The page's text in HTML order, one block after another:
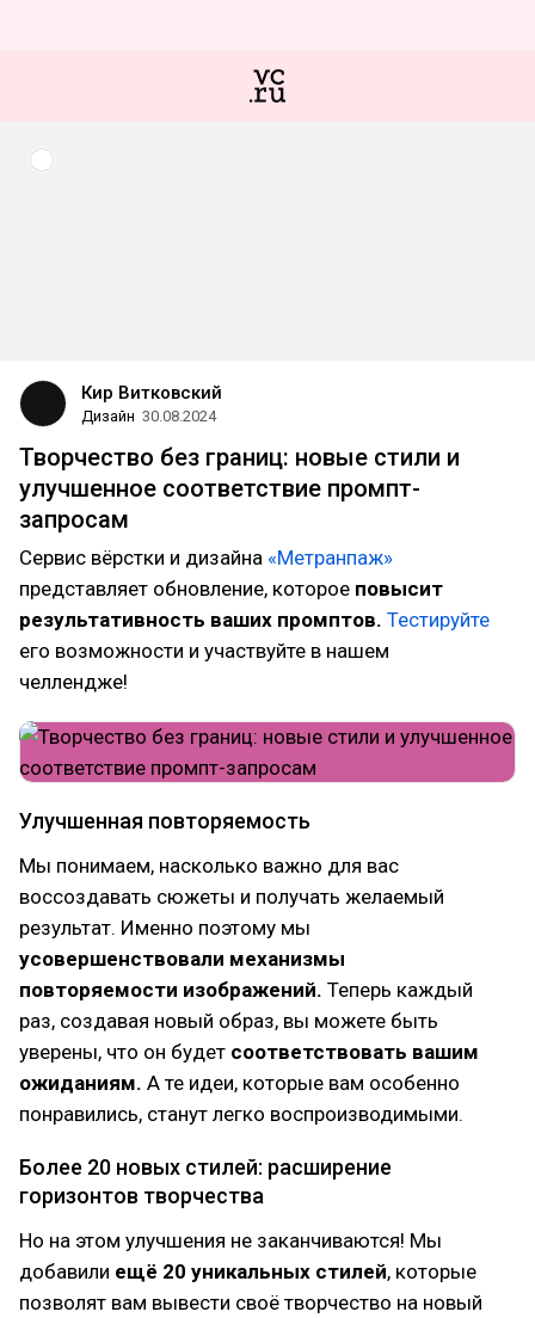
Кир Витковский
Дизайн 30.08.2024
Творчество без границ: новые стили и
улучшенное соответствие промпт-
запросам
Сервис вёрстки и дизайна «Метранпаж»
представляет обновление, которое повысит
результативность ваших промптов. Тестируйте
его возможности и участвуйте в нашем
челлендже!
Улучшенная повторяемость
Мы понимаем, насколько важно для вас
воссоздавать сюжеты и получать желаемый
результат. Именно поэтому мы
усовершенствовали механизмы
повторяемости изображений. Теперь каждый
раз, создавая новый образ, вы можете быть
уверены, что он будет соответствовать вашим
ожиданиям. А те идеи, которые вам особенно
понравились, станут легко воспроизводимыми.
Более 20 новых стилей: расширение
горизонтов творчества
Но на этом улучшения не заканчиваются! Мы
добавили ещё 20 уникальных стилей, которые
позволят вам вывести своё творчество на новый